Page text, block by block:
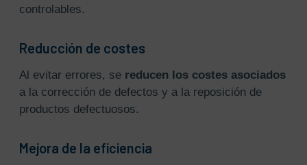
controlables.
Reducción de costes
Al evitar errores, se reducen los costes asociados
a la corrección de defectos y a la reposición de
productos defectuosos.
Mejora de la eficiencia